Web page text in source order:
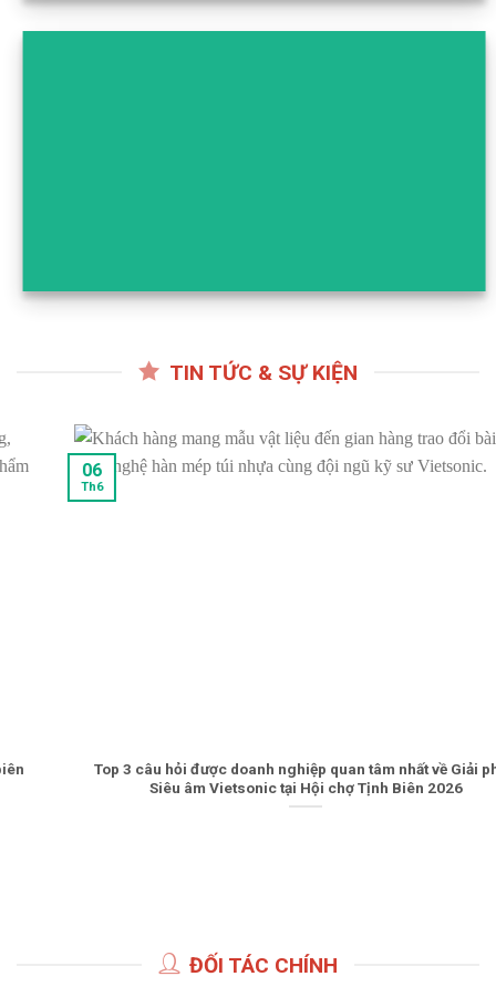
TIN TỨC & SỰ KIỆN
Top 3 câu hỏi được doanh nghiệp quan tâm nhất về Giải pháp
Siêu âm Vietsonic tại Hội chợ Tịnh Biên 2026
06
ĐỐI TÁC CHÍNH